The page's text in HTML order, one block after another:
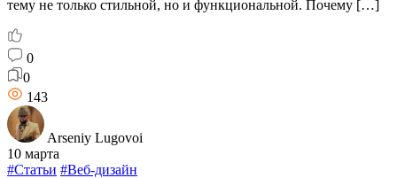
тему не только стильной, но и функциональной. Почему […]
0
0
143
Arseniy Lugovoi
10 марта
#Статьи #Веб-дизайн